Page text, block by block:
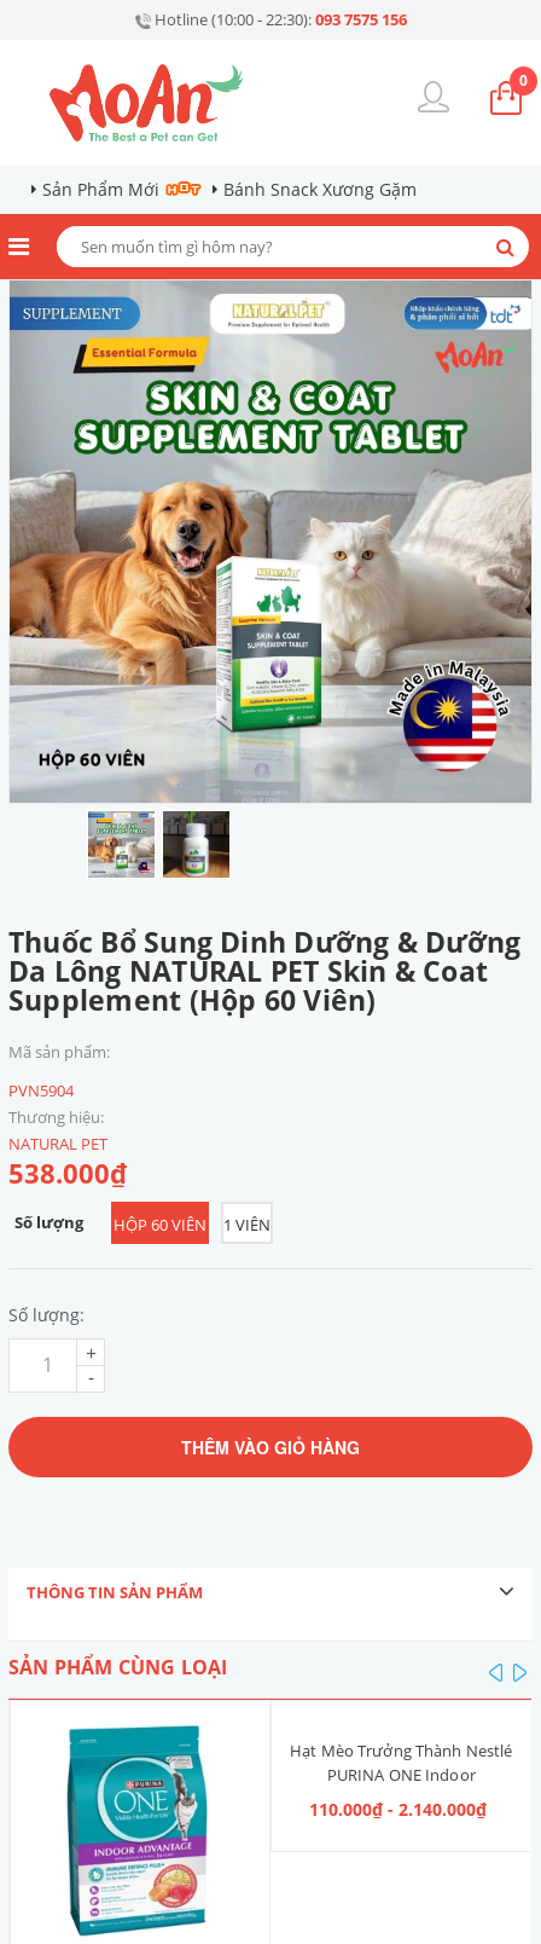
Hotline (10:00 - 22:30):093 7575 156
0
Sản Phẩm Mới Bánh Snack Xương Gặm
Thuốc Bổ Sung Dinh Dưỡng & Dưỡng
Da Lông NATURAL PET Skin & Coat
Supplement (Hộp 60 Viên)
Mã sản phẩm:
PVN5904
Thương hiệu:
NATURAL PET
538.000₫
Số lượng HỘP 60 VIÊN 1 VIÊN
Số lượng:
-
+
THÊM VÀO GIỎ HÀNG
THÔNG TIN SẢN PHẨM
SẢN PHẨM CÙNG LOẠI
Hạt Mèo Trưởng Thành Nestlé
PURINA ONE Indoor
Advantage [Vị Gà]
110.000₫ - 2.140.000₫